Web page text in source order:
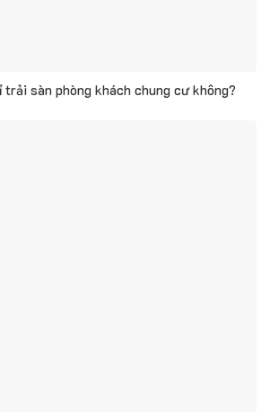
trải sàn phòng khách chung cư không?